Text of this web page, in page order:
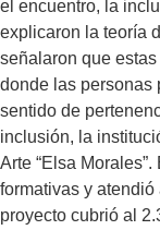
el encuentro, la
explicaron la teoría
señalaron que
donde las personas
sentido de
inclusión, la
Arte “Elsa
formativas y atendió
proyecto cubrió al